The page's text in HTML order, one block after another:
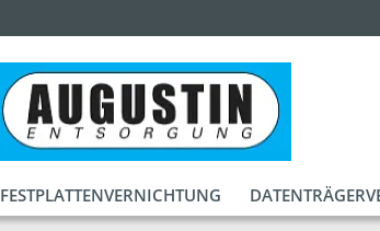
FESTPLATTENVERNICHTUNG